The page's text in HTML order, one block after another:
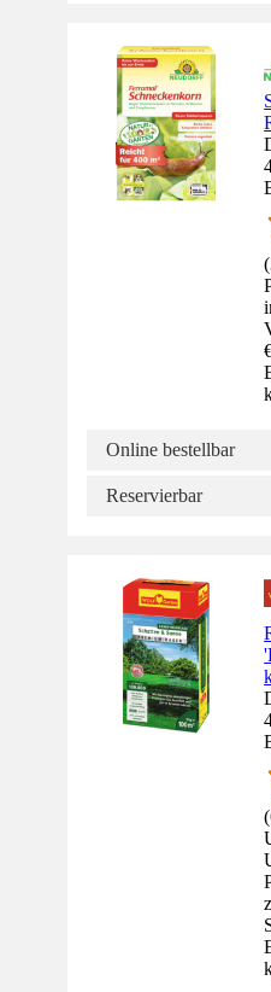
(
Online bestellbar
Reservierbar
(